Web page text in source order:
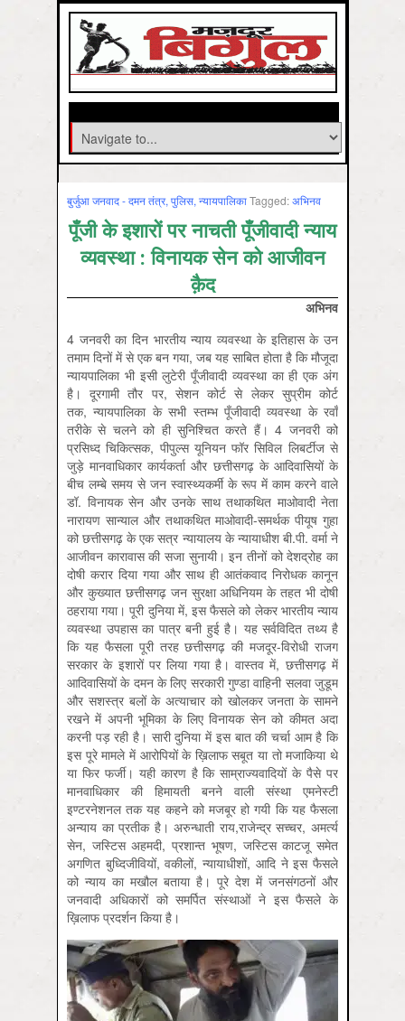
बुर्जुआ जनवाद - दमन तंत्र, पुलिस, न्‍यायपालिकाTagged:अभिनव
पूँजी के इशारों पर नाचती पूँजीवादी न्याय
व्यवस्था : विनायक सेन को आजीवन
क़ैद
अभिनव
4 जनवरी का दिन भारतीय न्याय व्यवस्था के इतिहास के उन
तमाम दिनों में से एक बन गया, जब यह साबित होता है कि मौजूदा
न्यायपालिका भी इसी लुटेरी पूँजीवादी व्यवस्था का ही एक अंग
है। दूरगामी तौर पर, सेशन कोर्ट से लेकर सुप्रीम कोर्ट
तक, न्यायपालिका के सभी स्तम्भ पूँजीवादी व्यवस्था के रवाँ
तरीके से चलने को ही सुनिश्चित करते हैं। 4 जनवरी को
प्रसिध्द चिकित्सक, पीपुल्स यूनियन फॉर सिविल लिबर्टीज से
जुड़े मानवाधिकार कार्यकर्ता और छत्तीसगढ़ के आदिवासियों के
बीच लम्बे समय से जन स्वास्थ्यकर्मी के रूप में काम करने वाले
डॉ. विनायक सेन और उनके साथ तथाकथित माओवादी नेता
नारायण सान्याल और तथाकथित माओवादी-समर्थक पीयूष गुहा
को छत्तीसगढ़ के एक सत्र न्यायालय के न्यायाधीश बी.पी. वर्मा ने
आजीवन कारावास की सजा सुनायी। इन तीनों को देशद्रोह का
दोषी करार दिया गया और साथ ही आतंकवाद निरोधक कानून
और कुख्यात छत्तीसगढ़ जन सुरक्षा अधिनियम के तहत भी दोषी
ठहराया गया। पूरी दुनिया में, इस फैसले को लेकर भारतीय न्याय
व्यवस्था उपहास का पात्र बनी हुई है। यह सर्वविदित तथ्य है
कि यह फैसला पूरी तरह छत्तीसगढ़ की मजदूर-विरोधी राजग
सरकार के इशारों पर लिया गया है। वास्तव में, छत्तीसगढ़ में
आदिवासियों के दमन के लिए सरकारी गुण्डा वाहिनी सलवा जुडूम
और सशस्त्र बलों के अत्याचार को खोलकर जनता के सामने
रखने में अपनी भूमिका के लिए विनायक सेन को कीमत अदा
करनी पड़ रही है। सारी दुनिया में इस बात की चर्चा आम है कि
इस पूरे मामले में आरोपियों के ख़िलाफ सबूत या तो मजाकिया थे
या फिर फर्जी। यही कारण है कि साम्राज्यवादियों के पैसे पर
मानवाधिकार की हिमायती बनने वाली संस्था एमनेस्टी
इण्टरनेशनल तक यह कहने को मजबूर हो गयी कि यह फैसला
अन्याय का प्रतीक है। अरुन्धाती राय,राजेन्द्र सच्चर, अमर्त्य
सेन, जस्टिस अहमदी, प्रशान्त भूषण, जस्टिस काटजू समेत
अगणित बुध्दिजीवियों, वकीलों, न्यायाधीशों, आदि ने इस फैसले
को न्याय का मखौल बताया है। पूरे देश में जनसंगठनों और
जनवादी अधिकारों को समर्पित संस्थाओं ने इस फैसले के
ख़िलाफ प्रदर्शन किया है।